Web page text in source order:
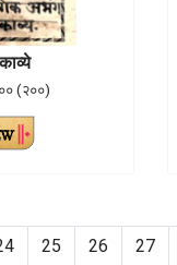
(२००)
25 26 27